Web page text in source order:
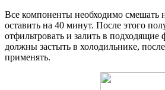
Все компоненты необходимо смешать
оставить на 40 минут. После этого
отфильтровать и залить в
должны застыть в холодильнике,
применять.